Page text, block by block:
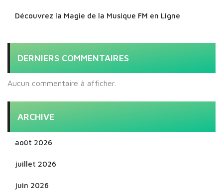
Découvrez la Magie de la Musique FM en Ligne
DERNIERS COMMENTAIRES
Aucun commentaire à afficher.
ARCHIVE
août 2026
juillet 2026
juin 2026